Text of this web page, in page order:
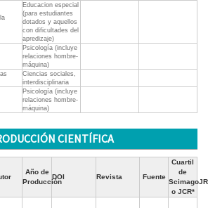
Educacion especial
(para estudiantes
dotados y aquellos
con dificultades del
apredizaje)
Psicología (incluye
relaciones hombre-
máquina)
Ciencias sociales,
interdisciplinaria
Psicología (incluye
relaciones hombre-
máquina)
CIENTÍFICA
Año de
Producción
DOI Revista Fuente
Cuartil
de
ScimagoJR
o JCR*